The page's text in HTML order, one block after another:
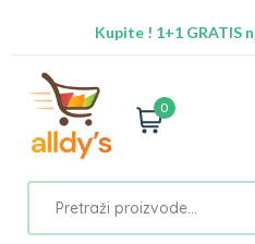
Kupite ! 1+1 GRATIS
Nalazimo se na adresi
0